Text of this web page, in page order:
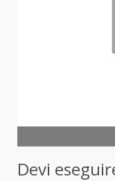
Devi